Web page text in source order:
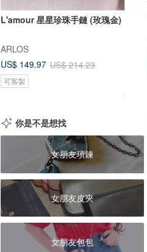
L'amour 星星珍珠手鏈 (玫瑰金)
ARLOS
US$ 149.97 US$ 214.23
可客製
你是不是想找
女朋友項鍊
女朋友皮夾
女朋友包包